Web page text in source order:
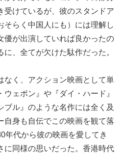
受けているが、彼のスタンドア
そらく中国人にも）には理解し
優が出演していれば良かったの
、全てが欠けた駄作だった。
なく、アクション映画として単
ェポン』や『ダイ・ハード』
ブル』のような名作には全く及
自身も自伝でこの映画を観て落
年代から彼の映画を愛してき
に同様の思いだった。香港時代